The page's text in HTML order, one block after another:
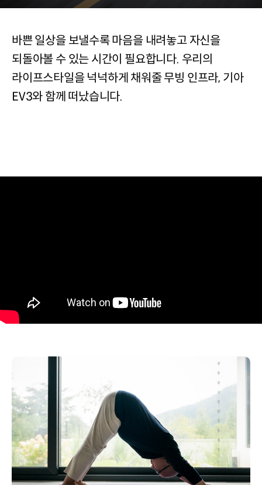
열림)
바쁜 일상을 보낼수록 마음을 내려놓고 자신을
되돌아볼 수 있는 시간이 필요합니다. 우리의
라이프스타일을 넉넉하게 채워줄 무빙 인프라, 기아
EV3와 함께 떠났습니다.